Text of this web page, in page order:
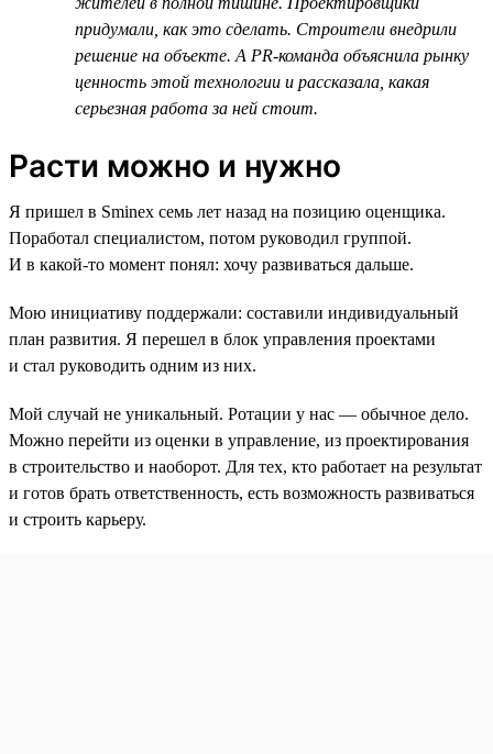
придумали, как это сделать. Строители внедрили
решение на объекте. А PR-команда объяснила рынку
ценность этой технологии и рассказала, какая
серьезная работа за ней стоит.
Расти можно и нужно
Я пришел в Sminex семь лет назад на позицию оценщика.
Поработал специалистом, потом руководил группой.
И в какой-то момент понял: хочу развиваться дальше.
Мою инициативу поддержали: составили индивидуальный
план развития. Я перешел в блок управления проектами
и стал руководить одним из них.
Мой случай не уникальный. Ротации у нас — обычное дело.
Можно перейти из оценки в управление, из проектирования
в строительство и наоборот. Для тех, кто работает на результат
и готов брать ответственность, есть возможность развиваться
и строить карьеру.